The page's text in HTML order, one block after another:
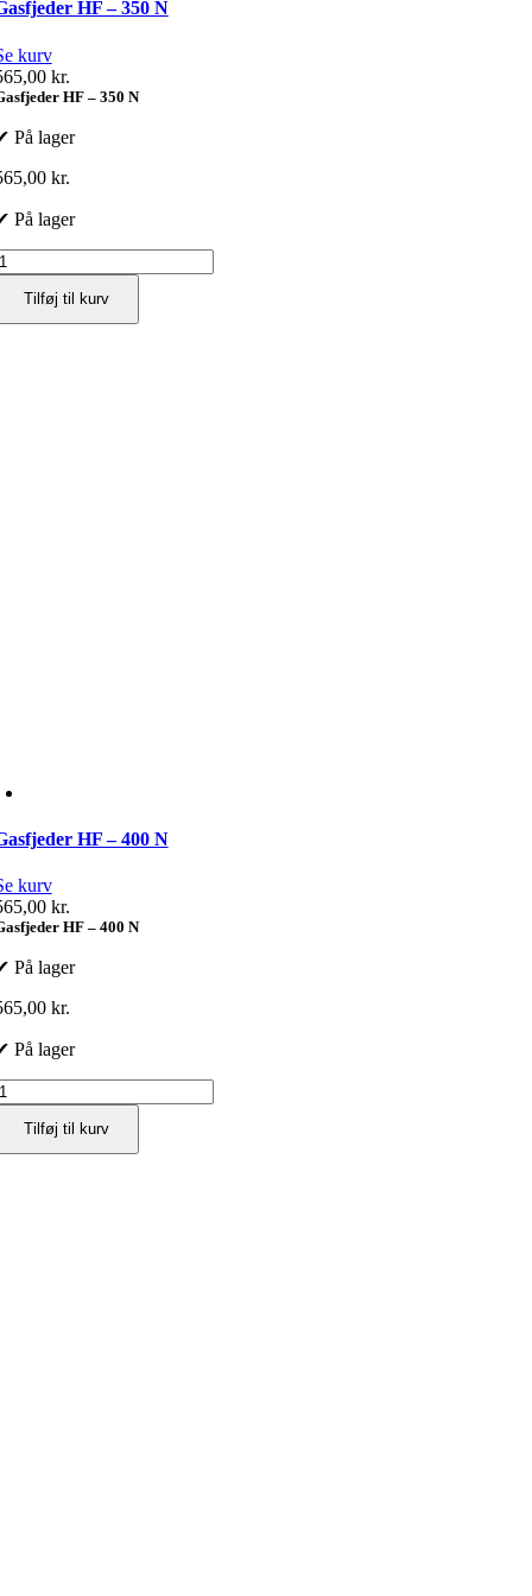
HF – 350 N
kurv
kr.
HF – 350 N
På lager
kr.
På lager
Tilføj til kurv
HF – 400 N
kurv
kr.
HF – 400 N
På lager
kr.
På lager
Tilføj til kurv